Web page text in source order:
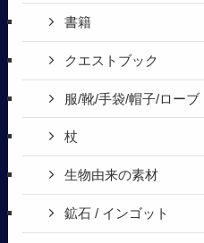
書籍
クエストブック
服/靴/手袋/帽子/ローブ
杖
生物由来の素材
鉱石 / インゴット